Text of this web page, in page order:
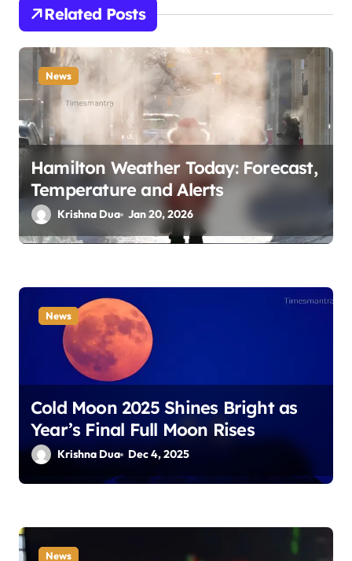
g
a
t
i
o
n
Related Posts
News
Hamilton Weather Today: Forecast,
Temperature and Alerts
Krishna Dua Jan 20, 2026
News
Cold Moon 2025 Shines Bright as
Year’s Final Full Moon Rises
Krishna Dua Dec 4, 2025
News